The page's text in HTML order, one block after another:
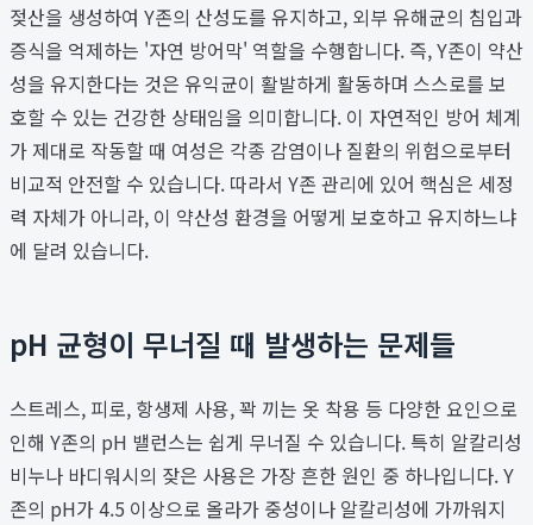
젖산을 생성하여 Y존의 산성도를 유지하고, 외부 유해균의 침입과
증식을 억제하는 '자연 방어막' 역할을 수행합니다. 즉, Y존이 약산
성을 유지한다는 것은 유익균이 활발하게 활동하며 스스로를 보
호할 수 있는 건강한 상태임을 의미합니다. 이 자연적인 방어 체계
가 제대로 작동할 때 여성은 각종 감염이나 질환의 위험으로부터
비교적 안전할 수 있습니다. 따라서 Y존 관리에 있어 핵심은 세정
력 자체가 아니라, 이 약산성 환경을 어떻게 보호하고 유지하느냐
에 달려 있습니다.
pH 균형이 무너질 때 발생하는 문제들
스트레스, 피로, 항생제 사용, 꽉 끼는 옷 착용 등 다양한 요인으로
인해 Y존의 pH 밸런스는 쉽게 무너질 수 있습니다. 특히 알칼리성
비누나 바디워시의 잦은 사용은 가장 흔한 원인 중 하나입니다. Y
존의 pH가 4.5 이상으로 올라가 중성이나 알칼리성에 가까워지